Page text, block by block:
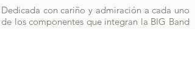
Dedicada con cariño y admiración a cada uno
de los componentes que integran la BIG Band